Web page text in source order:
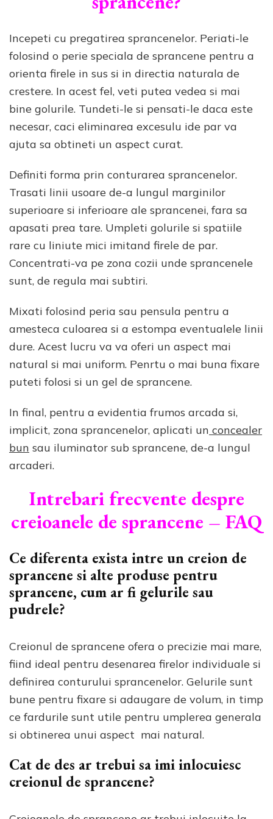
Incepeti cu pregatirea sprancenelor. Periati-le
folosind o perie speciala de sprancene pentru a
orienta firele in sus si in directia naturala de
crestere. In acest fel, veti putea vedea si mai
bine golurile. Tundeti-le si pensati-le daca este
necesar, caci eliminarea excesulu ide par va
ajuta sa obtineti un aspect curat.
Definiti forma prin conturarea sprancenelor.
Trasati linii usoare de-a lungul marginilor
superioare si inferioare ale sprancenei, fara sa
apasati prea tare. Umpleti golurile si spatiile
rare cu liniute mici imitand firele de par.
Concentrati-va pe zona cozii unde sprancenele
sunt, de regula mai subtiri.
Mixati folosind peria sau pensula pentru a
amesteca culoarea si a estompa eventualele linii
dure. Acest lucru va va oferi un aspect mai
natural si mai uniform. Penrtu o mai buna fixare
puteti folosi si un gel de sprancene.
In final, pentru a evidentia frumos arcada si,
implicit, zona sprancenelor, aplicati un concealer
bun sau iluminator sub sprancene, de-a lungul
arcaderi.
Intrebari frecvente despre
creioanele de sprancene – FAQ
Ce diferenta exista intre un creion de
sprancene si alte produse pentru
sprancene, cum ar fi gelurile sau
pudrele?
Creionul de sprancene ofera o precizie mai mare,
fiind ideal pentru desenarea firelor individuale si
definirea conturului sprancenelor. Gelurile sunt
bune pentru fixare si adaugare de volum, in timp
ce fardurile sunt utile pentru umplerea generala
si obtinerea unui aspect mai natural.
Cat de des ar trebui sa imi inlocuiesc
creionul de sprancene?